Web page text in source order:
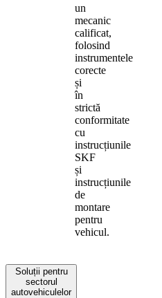
un
mecanic
calificat,
folosind
instrumentele
corecte
și
în
strictă
conformitate
cu
instrucțiunile
SKF
și
instrucțiunile
de
montare
pentru
vehicul.
Soluții pentru
sectorul
autovehiculelor